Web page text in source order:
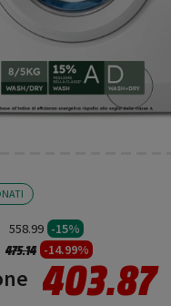
558.99 -15%
Prezzo ridotto da
475.14a -14.99%
403.87